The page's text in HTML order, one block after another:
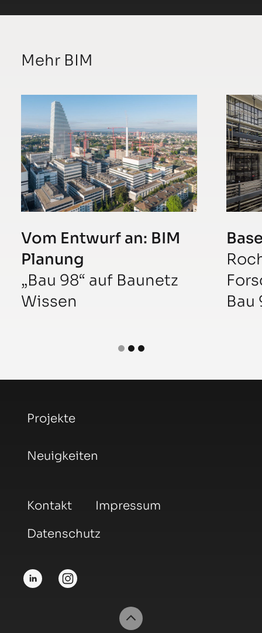
Mehr BIM
Vom Entwurf an: BIM
Planung
„Bau 98“ auf Baunetz
Wissen
Bau
Projekte
Neuigkeiten
Kontakt
Impressum
Datenschutz